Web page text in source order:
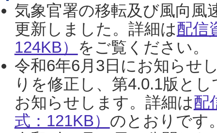
気象官署の移転及び風向風
更新しました。詳細は配信
124KB） をご覧ください。
令和6年6月3日にお知らせ
りを修正し、第4.0.1版と
お知らせします。詳細は配
式：121KB） のとおりです